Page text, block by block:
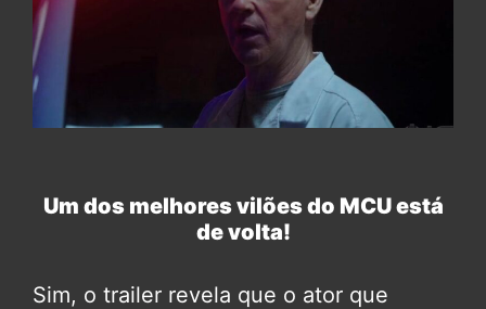
Um dos melhores vilões do MCU está
de volta!
Sim, o trailer revela que o ator que